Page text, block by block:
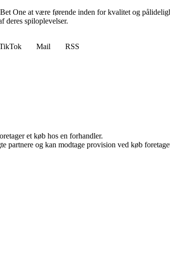
One at være førende inden for kvalitet og
deres spiloplevelser.
Mail
RSS
et køb hos en forhandler.
partnere og kan modtage provision ved køb